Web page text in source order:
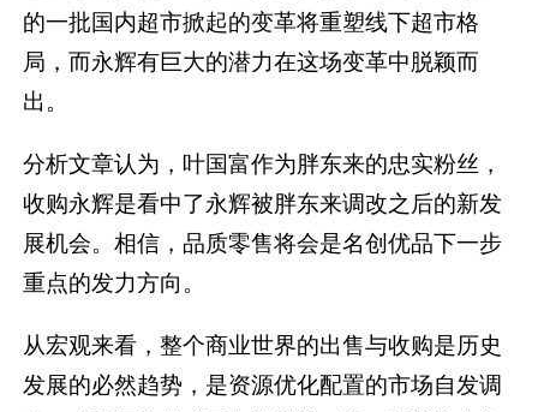
的一批国内超市掀起的变革将重塑线下超市格
局，而永辉有巨大的潜力在这场变革中脱颖而
出。
分析文章认为，叶国富作为胖东来的忠实粉丝，
收购永辉是看中了永辉被胖东来调改之后的新发
展机会。相信，品质零售将会是名创优品下一步
重点的发力方向。
从宏观来看，整个商业世界的出售与收购是历史
发展的必然趋势，是资源优化配置的市场自发调